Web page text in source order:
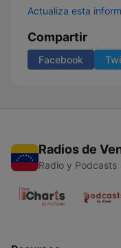
Actualiza esta
Compartir
Facebook
Radios de
Radio y Podcasts